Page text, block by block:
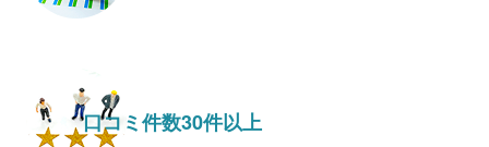
口コミ件数30件以上